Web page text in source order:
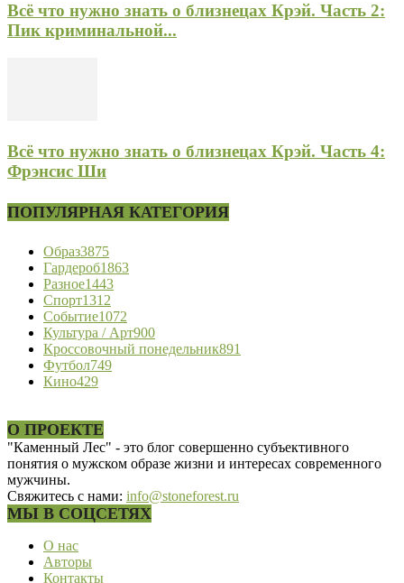
Всё что нужно знать о близнецах Крэй. Часть 2:
Пик криминальной...
Всё что нужно знать о близнецах Крэй. Часть 4:
Фрэнсис Ши
ПОПУЛЯРНАЯ КАТЕГОРИЯ
Образ3875
Гардероб1863
Разное1443
Спорт1312
Событие1072
Культура / Арт900
Кроссовочный понедельник891
Футбол749
Кино429
О ПРОЕКТЕ
"Каменный Лес" - это блог совершенно субъективного
понятия о мужском образе жизни и интересах современного
мужчины.
Свяжитесь с нами: info@stoneforest.ru
МЫ В СОЦСЕТЯХ
О нас
Авторы
Контакты